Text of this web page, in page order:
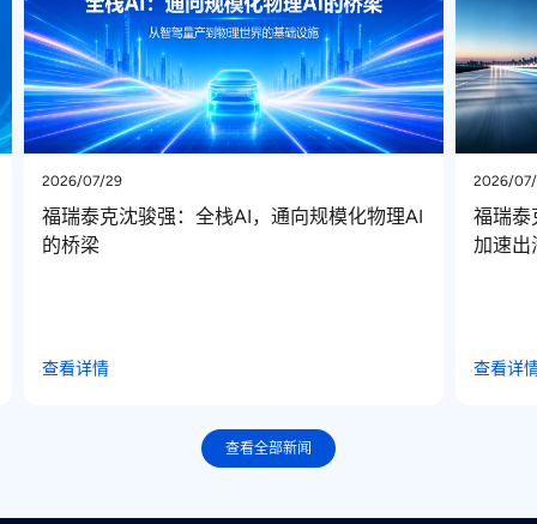
向规模化物理AI
福瑞泰克 “福星”获国际品牌定点，“中国
查看全部新闻